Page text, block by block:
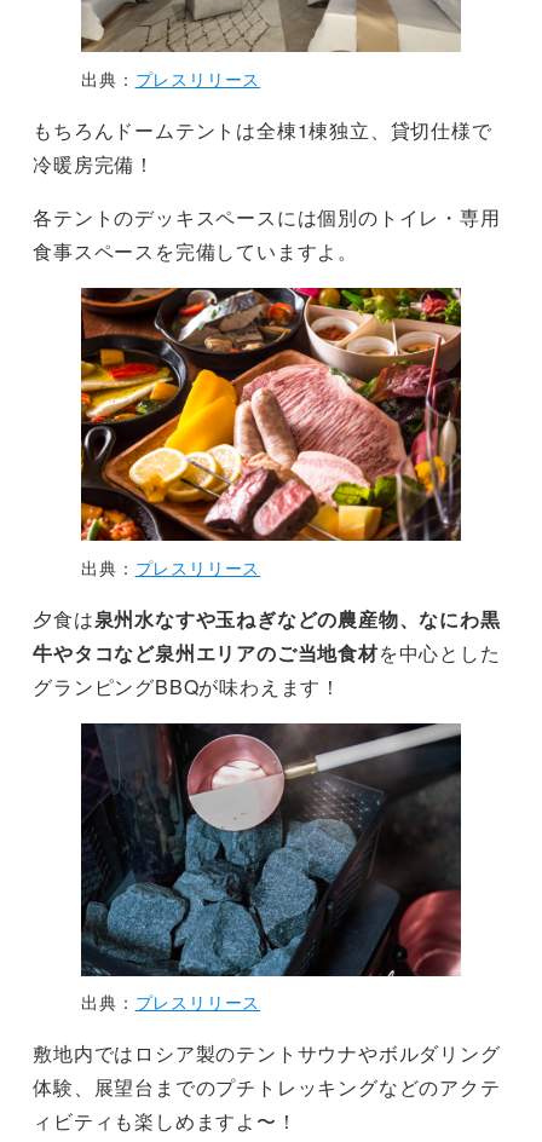
出典： プレスリリース
もちろんドームテントは全棟1棟独立、貸切仕様で
冷暖房完備！
各テントのデッキスペースには個別のトイレ・専用
食事スペースを完備していますよ。
出典： プレスリリース
夕食は泉州水なすや玉ねぎなどの農産物、なにわ黒
牛やタコなど泉州エリアのご当地食材を中心とした
グランピングBBQが味わえます！
出典： プレスリリース
敷地内ではロシア製のテントサウナやボルダリング
体験、展望台までのプチトレッキングなどのアクテ
ィビティも楽しめますよ〜！